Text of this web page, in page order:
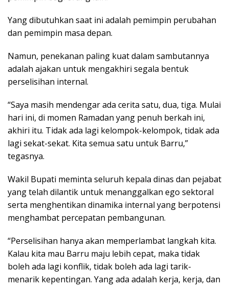
Yang dibutuhkan saat ini adalah pemimpin perubahan
dan pemimpin masa depan.
Namun, penekanan paling kuat dalam sambutannya
adalah ajakan untuk mengakhiri segala bentuk
perselisihan internal.
“Saya masih mendengar ada cerita satu, dua, tiga. Mulai
hari ini, di momen Ramadan yang penuh berkah ini,
akhiri itu. Tidak ada lagi kelompok-kelompok, tidak ada
lagi sekat-sekat. Kita semua satu untuk Barru,”
tegasnya.
Wakil Bupati meminta seluruh kepala dinas dan pejabat
yang telah dilantik untuk menanggalkan ego sektoral
serta menghentikan dinamika internal yang berpotensi
menghambat percepatan pembangunan.
“Perselisihan hanya akan memperlambat langkah kita.
Kalau kita mau Barru maju lebih cepat, maka tidak
boleh ada lagi konflik, tidak boleh ada lagi tarik-
menarik kepentingan. Yang ada adalah kerja, kerja, dan